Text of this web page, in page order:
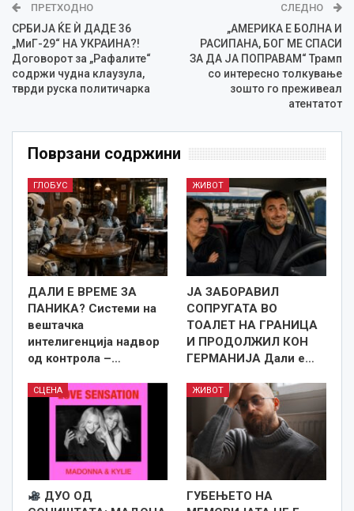
ПРЕТХОДНО
СРБИЈА ЌЕ Ѝ ДАДЕ 36
„МиГ-29“ НА УКРАИНА?!
Договорот за „Рафалите“
содржи чудна клаузула,
тврди руска политичарка
СЛЕДНО
„АМЕРИКА Е БОЛНА И
РАСИПАНА, БОГ МЕ СПАСИ
ЗА ДА ЈА ПОПРАВАМ“ Трамп
со интересно толкување
зошто го преживеал
атентатот
Поврзани содржини
ГЛОБУС
ДАЛИ Е ВРЕМЕ ЗА
ПАНИКА? Системи на
вештачка
интелигенција надвор
од контрола –…
ЖИВОТ
ЈА ЗАБОРАВИЛ
СОПРУГАТА ВО
ТОАЛЕТ НА ГРАНИЦА
И ПРОДОЛЖИЛ КОН
ГЕРМАНИЈА Дали е…
СЦЕНА
ДУО ОД
ЖИВОТ
ГУБЕЊЕТО НА